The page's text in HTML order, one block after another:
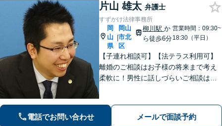
片山 雄太 弁護士
すずかけ法律事務所
岡
山
県
|
岡山
市北
区
柳川駅 か
ら徒歩6分
営業時間：09:30~
18:30（平日）
【子連れ相談可】【法テラス利用可】
離婚のご相談はお子様の将来まで考え
柔軟に！男性に話しづらいご相談は女
と連携してきめ細やかに対応【注力分
野初回相談無料】【WEB面談可】
電話でお問い合わせ メールで面談予約